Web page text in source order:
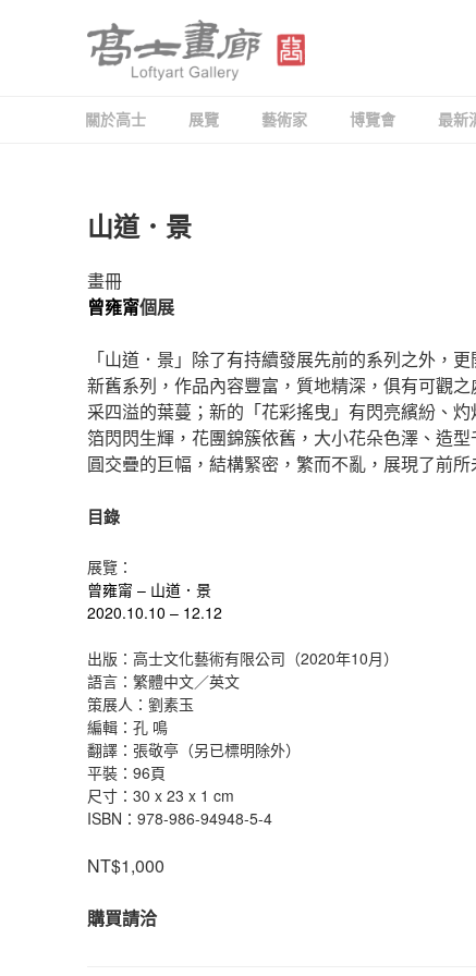
高士畫廊
關於高士 展覽 藝術家 博覽會 最新
山道．景
畫冊
曾雍甯個展
「山道．景」除了有持續發展先前的系列之外，
新舊系列，作品內容豐富，質地精深，俱有可觀
采四溢的葉蔓；新的「花彩搖曳」有閃亮繽紛、
箔閃閃生輝，花團錦簇依舊，大小花朵色澤、造
圓交疊的巨幅，結構緊密，繁而不亂，展現了前所
目錄
展覽：
曾雍甯 – 山道．景
2020.10.10 – 12.12
出版：高士文化藝術有限公司（2020年10月）
語言：繁體中文／英文
策展人：劉素玉
編輯：孔 鳴
翻譯：張敬亭（另已標明除外）
平裝：96頁
尺寸：30 x 23 x 1 cm
ISBN：978-986-94948-5-4
NT$1,000
購買請洽